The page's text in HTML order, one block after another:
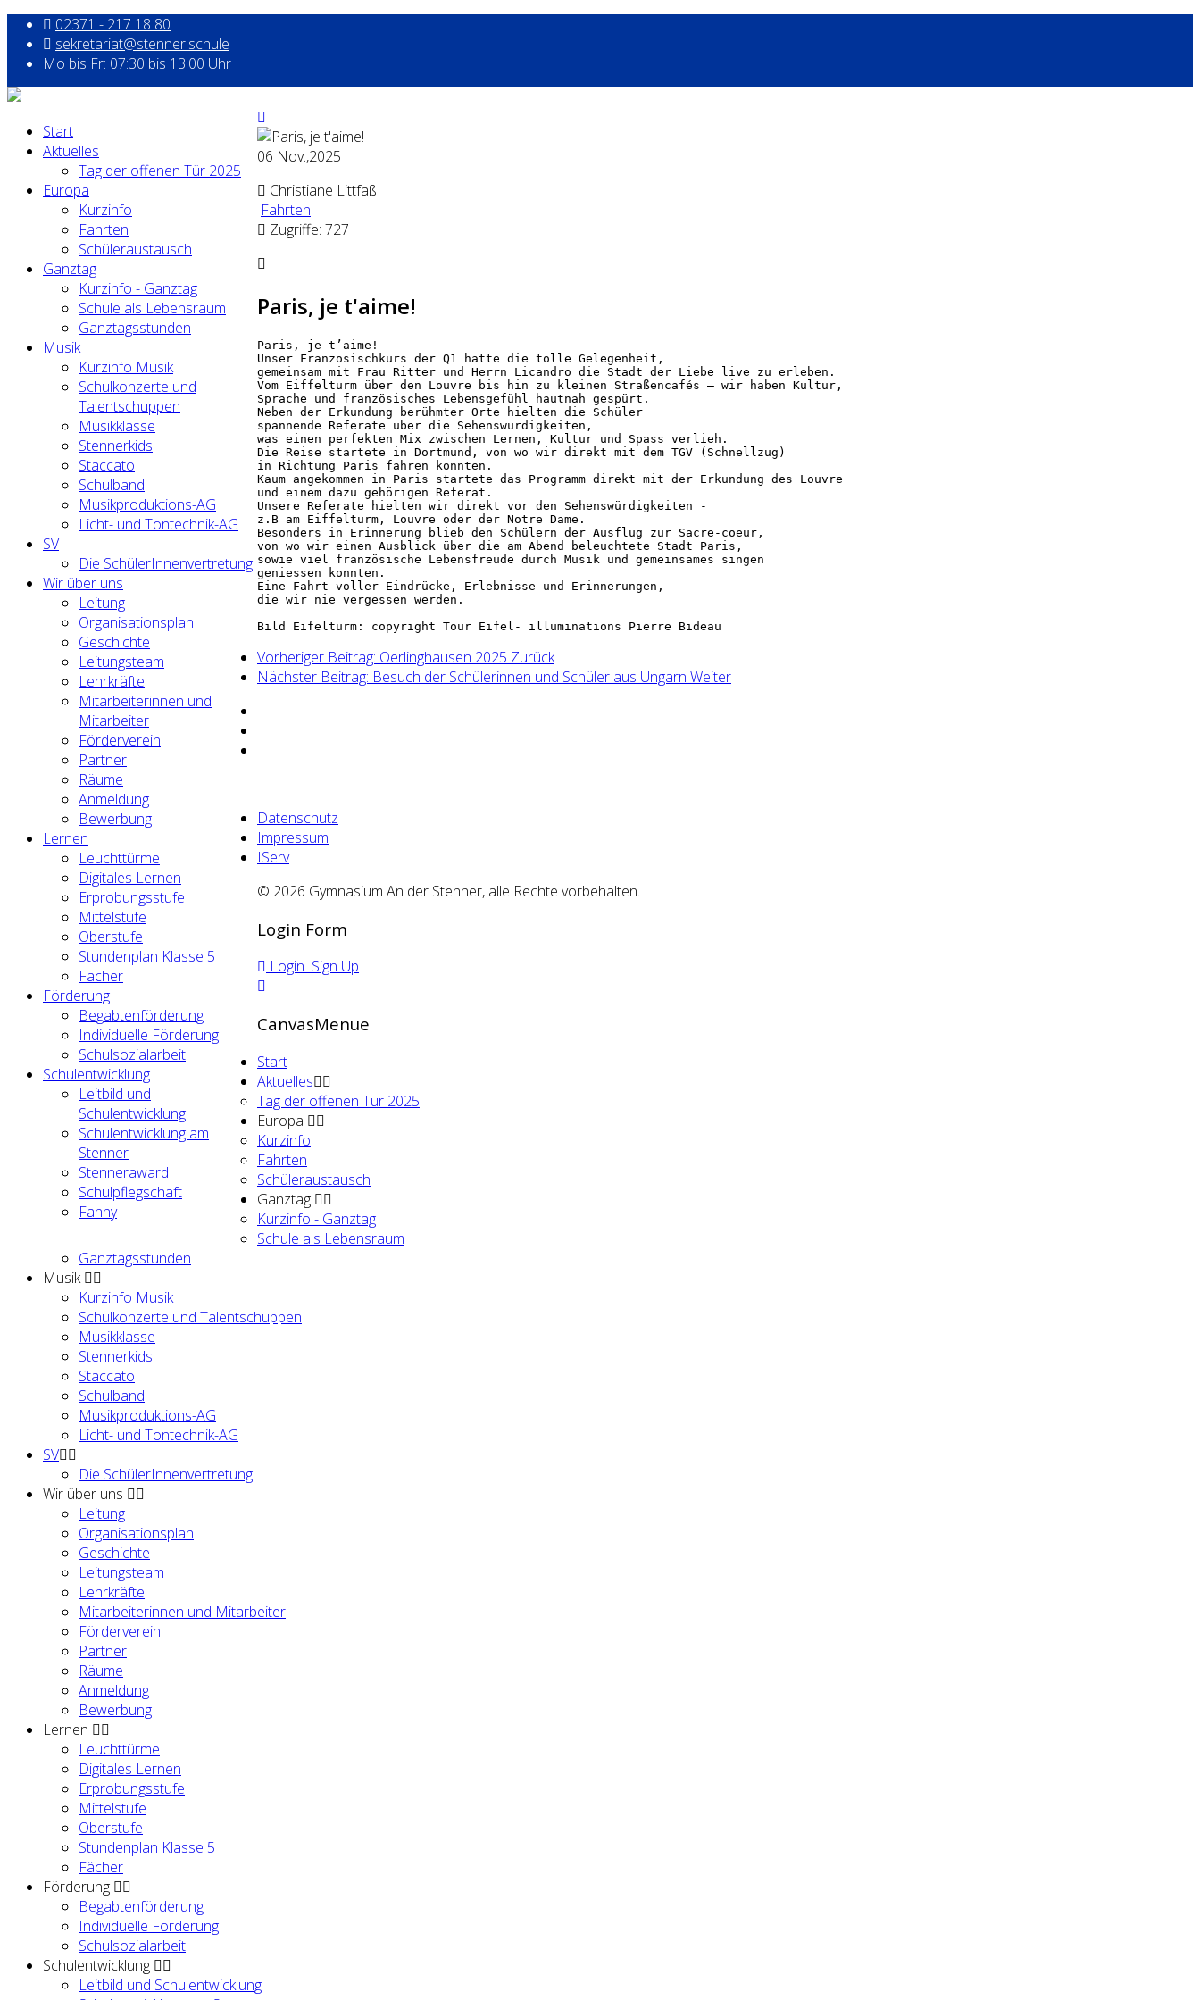
02371 - 217 18 80
sekretariat@stenner.schule
Mo bis Fr: 07:30 bis 13:00 Uhr
Start
Aktuelles
Tag der offenen Tür 2025
Europa
Kurzinfo
Fahrten
Schüleraustausch
Ganztag
Kurzinfo - Ganztag
Schule als Lebensraum
Ganztagsstunden
Musik
Kurzinfo Musik
Schulkonzerte und
Talentschuppen
Musikklasse
Stennerkids
Staccato
Schulband
Musikproduktions-AG
Licht- und Tontechnik-AG
SV
Die SchülerInnenvertretung
Wir über uns
Leitung
Organisationsplan
Geschichte
Leitungsteam
Lehrkräfte
Mitarbeiterinnen und
Mitarbeiter
Förderverein
Partner
Räume
Anmeldung
Bewerbung
Lernen
Leuchttürme
Digitales Lernen
Erprobungsstufe
Mittelstufe
Oberstufe
Stundenplan Klasse 5
Fächer
Förderung
Begabtenförderung
Individuelle Förderung
Schulsozialarbeit
Schulentwicklung
Leitbild und
Schulentwicklung
Schulentwicklung am
Stenner
Stenneraward
Schulpflegschaft
Fanny
06 Nov.,2025
Christiane Littfaß
Fahrten
Zugriffe: 727
Paris, je t'aime!
Paris, je t’aime!
Unser Französischkurs der Q1 hatte die tolle Gelegenheit,
gemeinsam mit Frau Ritter und Herrn Licandro die Stadt der Liebe live zu erleben.
Vom Eiffelturm über den Louvre bis hin zu kleinen Straßencafés – wir haben Kultur,
Sprache und französisches Lebensgefühl hautnah gespürt.
Neben der Erkundung berühmter Orte hielten die Schüler
spannende Referate über die Sehenswürdigkeiten,
was einen perfekten Mix zwischen Lernen, Kultur und Spass verlieh.
Die Reise startete in Dortmund, von wo wir direkt mit dem TGV (Schnellzug)
in Richtung Paris fahren konnten.
Kaum angekommen in Paris startete das Programm direkt mit der Erkundung des Louvre
und einem dazu gehörigen Referat.
Unsere Referate hielten wir direkt vor den Sehenswürdigkeiten -
z.B am Eiffelturm, Louvre oder der Notre Dame.
Besonders in Erinnerung blieb den Schülern der Ausflug zur Sacre-coeur,
von wo wir einen Ausblick über die am Abend beleuchtete Stadt Paris,
sowie viel französische Lebensfreude durch Musik und gemeinsames singen
geniessen konnten.
Eine Fahrt voller Eindrücke, Erlebnisse und Erinnerungen,
die wir nie vergessen werden.
Bild Eifelturm: copyright Tour Eifel- illuminations Pierre Bideau
Vorheriger Beitrag: Oerlinghausen 2025 Zurück
Nächster Beitrag: Besuch der Schülerinnen und Schüler aus Ungarn Weiter
Datenschutz
Impressum
IServ
© 2026 Gymnasium An der Stenner, alle Rechte vorbehalten.
Login Form
Login Sign Up
CanvasMenue
Start
Aktuelles
Tag der offenen Tür 2025
Europa
Kurzinfo
Fahrten
Schüleraustausch
Ganztag
Kurzinfo - Ganztag
Schule als Lebensraum
Ganztagsstunden
Musik
Kurzinfo Musik
Schulkonzerte und Talentschuppen
Musikklasse
Stennerkids
Staccato
Schulband
Musikproduktions-AG
Licht- und Tontechnik-AG
SV
Die SchülerInnenvertretung
Wir über uns
Leitung
Organisationsplan
Geschichte
Leitungsteam
Lehrkräfte
Mitarbeiterinnen und Mitarbeiter
Förderverein
Partner
Räume
Anmeldung
Bewerbung
Lernen
Leuchttürme
Digitales Lernen
Erprobungsstufe
Mittelstufe
Oberstufe
Stundenplan Klasse 5
Fächer
Förderung
Begabtenförderung
Individuelle Förderung
Schulsozialarbeit
Schulentwicklung
Leitbild und Schulentwicklung